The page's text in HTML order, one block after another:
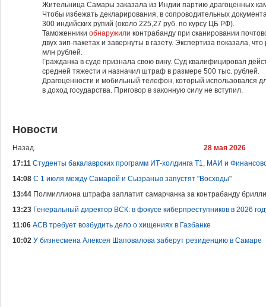
Жительница Самары заказала из Индии партию драгоценных
Чтобы избежать декларирования, в сопроводительных
300 индийских рупий (около 225,27 руб. по курсу ЦБ РФ).
Таможенники обнаружили контрабанду при сканировании
двух зип‑пакетах и завернуты в газету. Экспертиза показала,
млн рублей.
Гражданка в суде признала свою вину. Суд квалифицировал
средней тяжести и назначил штраф в размере 500 тыс. рублей.
Драгоценности и мобильный телефон, который использовался
в доход государства. Приговор в законную силу не вступил.
Новости
Назад.
28 мая 2026
17:11 Студенты бакалаврских программ ИТ-холдинга Т1, МАИ и
14:08 С 1 июля между Самарой и Сызранью запустят "Восходы"
13:44 Полмиллиона штрафа заплатит самарчанка за контрабанду
13:23 Генеральный директор ВСК: в фокусе киберпреступников в 2026
11:06 АСВ требует возбудить дело о хищениях в Газбанке
10:02 У бизнесмена Алексея Шаповалова заберут резиденцию в Самаре